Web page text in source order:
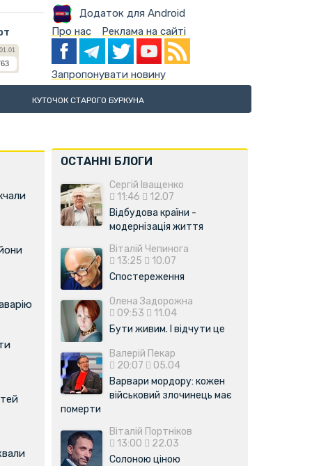
Додаток для Android
Про нас Реклама на сайті
Запропонувати новину
КУТОЧОК СТАРОГО БУРКУНА
ОСТАННІ БЛОГИ
Сергій Іващенко
11:46
12.07
Відбудова країни -
модернізація життя
Віталій Чепинога
13:25
10.07
Спостереження
Олена Задорожна
09:53
11.04
Бути живим. І відчути це
Валерій Пекар
20:07
05.04
Варвари мордору: кожен
військовий злочинець має
померти
Віталій Портніков
13:00
22.03
Солоною ціною